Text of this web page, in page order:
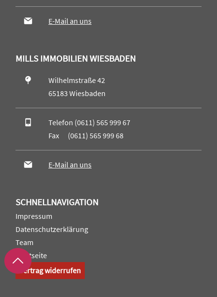
E-Mail an uns
MILLS IMMOBILIEN WIESBADEN
Wilhelmstraße 42
65183 Wiesbaden
Telefon (0611) 565 999 67
Fax (0611) 565 999 68
E-Mail an uns
SCHNELLNAVIGATION
Impressum
Datenschutzerklärung
Team
Startseite
Vertrag widerrufen